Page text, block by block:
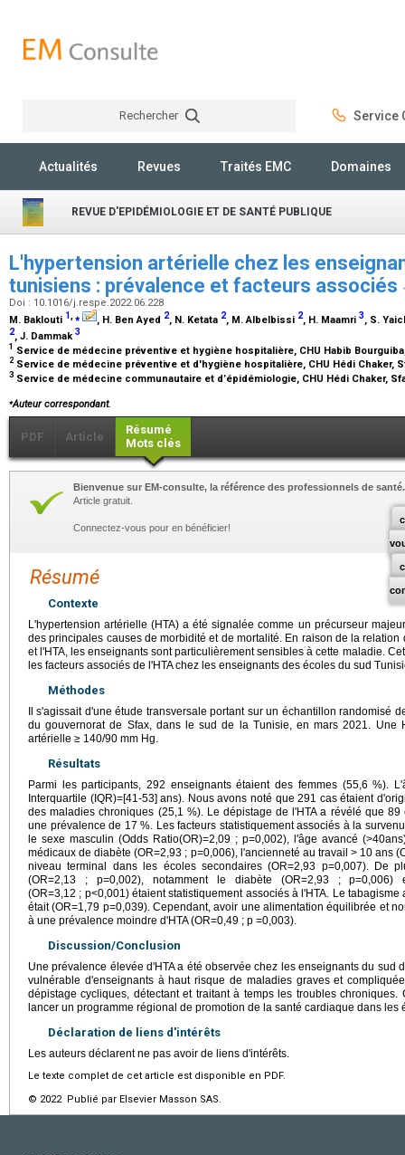
Rechercher Service
Actualités Revues Traités EMC Domaines
REVUE D'EPIDÉMIOLOGIE ET DE SANTÉ PUBLIQUE
L'hypertension artérielle chez les
tunisiens : prévalence et facteurs associés
Doi : 10.1016/j.respe.2022.06.228
M. Baklouti 1,⁎ , H. Ben Ayed 2, N. Ketata 2, M. Albelbissi 2, H. Maamri 3, S.
2, J. Dammak3
1 Service de médecine préventive et hygiène hospitalière, CHU Habib
2 Service de médecine préventive et d'hygiène hospitalière, CHU Hédi Chaker,
3 Service de médecine communautaire et d’épidémiologie, CHU Hédi Chaker,
⁎Auteur correspondant.
PDF Article
Résumé
Mots clés
Bienvenue sur EM-consulte, la référence des professionnels de santé.
Article gratuit.
Connectez-vous pour en bénéficier!
Résumé
Contexte
L'hypertension artérielle (HTA) a été signalée comme un précurseur
des principales causes de morbidité et de mortalité. En raison de la
et l'HTA, les enseignants sont particulièrement sensibles à cette maladie.
les facteurs associés de l'HTA chez les enseignants des écoles du sud
Méthodes
Il s'agissait d'une étude transversale portant sur un échantillon randomisé
du gouvernorat de Sfax, dans le sud de la Tunisie, en mars 2021. Une
artérielle ≥ 140/90 mm Hg.
Résultats
Parmi les participants, 292 enseignants étaient des femmes (55,6 %).
Interquartile (IQR)=[41-53] ans). Nous avons noté que 291 cas étaient
des maladies chroniques (25,1 %). Le dépistage de l'HTA a révélé que
une prévalence de 17 %. Les facteurs statistiquement associés à la
le sexe masculin (Odds Ratio(OR)=2,09 ; p=0,002), l'âge avancé
médicaux de diabète (OR=2,93 ; p=0,006), l'ancienneté au travail > 10 ans
niveau terminal dans les écoles secondaires (OR=2,93 p=0,007). De
(OR=2,13 ; p=0,002), notamment le diabète (OR=2,93 ;
(OR=3,12 ; p<0,001) étaient statistiquement associés à l'HTA. Le
était (OR=1,79 p=0,039). Cependant, avoir une alimentation équilibrée et
à une prévalence moindre d'HTA (OR=0,49 ; p =0,003).
Discussion/Conclusion
Une prévalence élevée d'HTA a été observée chez les enseignants du sud
vulnérable d'enseignants à haut risque de maladies graves et
dépistage cycliques, détectant et traitant à temps les troubles
lancer un programme régional de promotion de la santé cardiaque dans les
Déclaration de liens d'intérêts
Les auteurs déclarent ne pas avoir de liens d'intérêts.
Le texte complet de cet article est disponible en PDF.
© 2022 Publié par Elsevier Masson SAS.